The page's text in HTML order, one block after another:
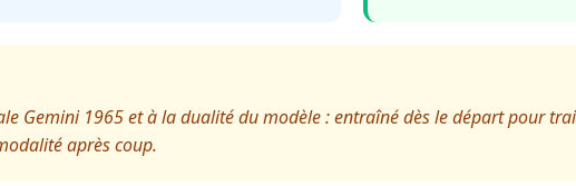
Gemini 1965 et à la dualité du modèle : entraîné dès le départ pour
après coup.